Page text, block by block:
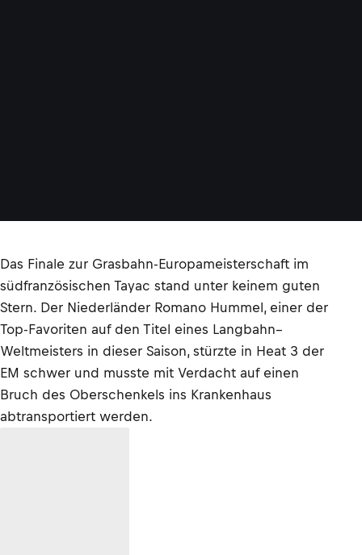
Das Finale zur Grasbahn-Europameisterschaft im
südfranzösischen Tayac stand unter keinem guten
Stern. Der Niederländer Romano Hummel, einer der
Top-Favoriten auf den Titel eines Langbahn–
Weltmeisters in dieser Saison, stürzte in Heat 3 der
EM schwer und musste mit Verdacht auf einen
Bruch des Oberschenkels ins Krankenhaus
abtransportiert werden.